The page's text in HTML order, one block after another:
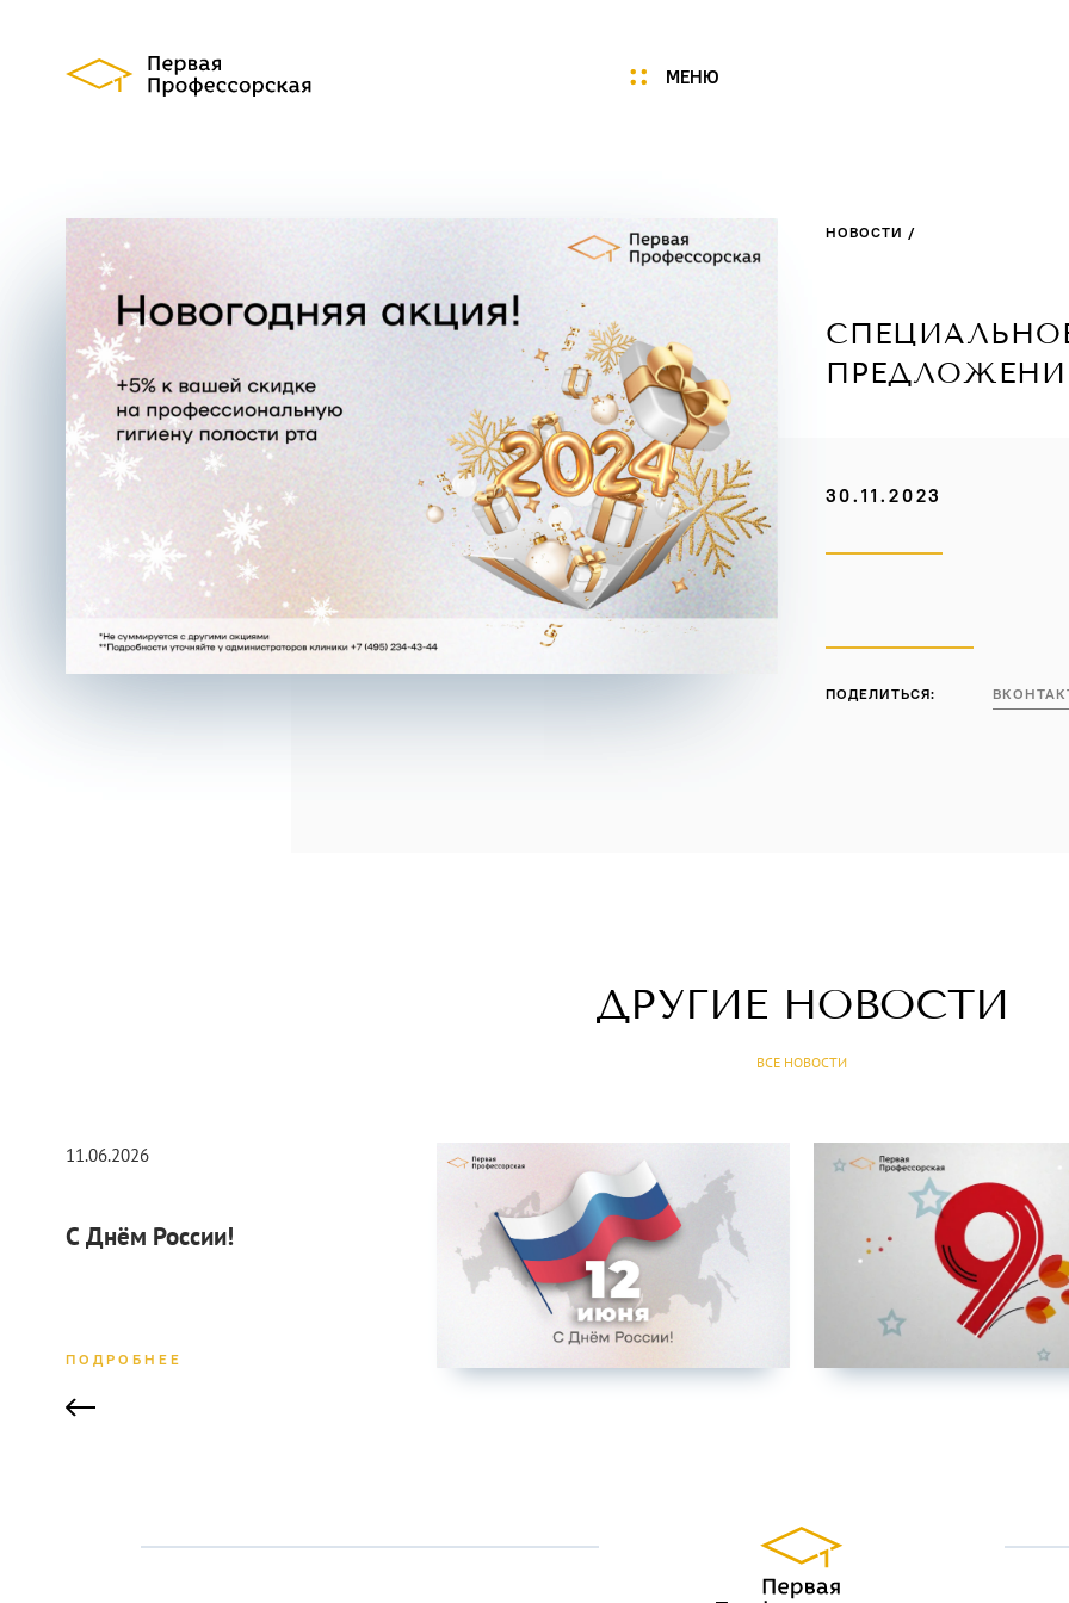
МЕНЮ
Акции
Портфолио
Специалисты
Нам доверяют
Технологии
Отзывы
Новости
Контакты
НОВОСТИ /
30.11.2023
ПОДЕЛИТЬСЯ:
ДРУГИЕ НОВОСТИ
ВСЕ НОВОСТИ
11.06.2026
С Днём России!
ПОДРОБНЕЕ